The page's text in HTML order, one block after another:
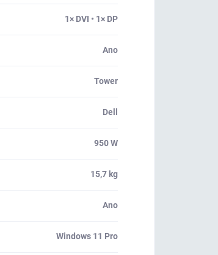
1× DVI • 1× DP
Ano
Tower
Dell
950 W
15,7 kg
Ano
Windows 11 Pro